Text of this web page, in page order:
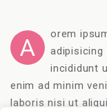
A
orem
incididunt
enim ad minim
laboris nisi ut